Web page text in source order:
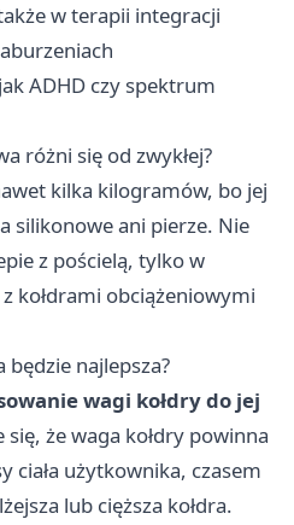
w terapii integracji
ADHD czy spektrum
różni się od zwykłej?
kilka kilogramów, bo jej
silikonowe ani pierze. Nie
z pościelą, tylko w
kołdrami obciążeniowymi
będzie najlepsza?
wagi kołdry do jej
się, że waga kołdry powinna
ciała użytkownika, czasem
lub cięższa kołdra.